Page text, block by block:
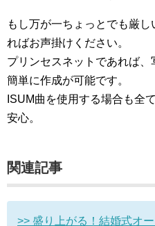
もし万が一ちょっとでも厳
ればお声掛けください。
プリンセスネットであれば
簡単に作成が可能です。
ISUM曲を使用する場合も全
安心。
関連記事
>> 盛り上がる！結婚式オ